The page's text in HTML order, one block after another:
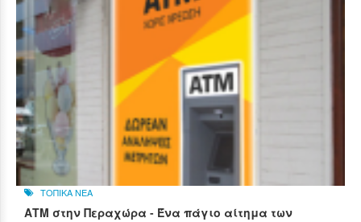
ΤΟΠΙΚΑ ΝΕΑ
ΑΤΜ στην Περαχώρα - Ένα πάγιο αίτημα των